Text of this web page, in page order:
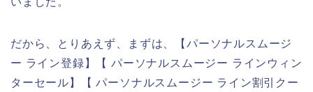
だから、とりあえず、まずは、【パーソナルスムージ
ー ライン登録】【 パーソナルスムージー ラインウィン
ターセール】【 パーソナルスムージー ライン割引クー